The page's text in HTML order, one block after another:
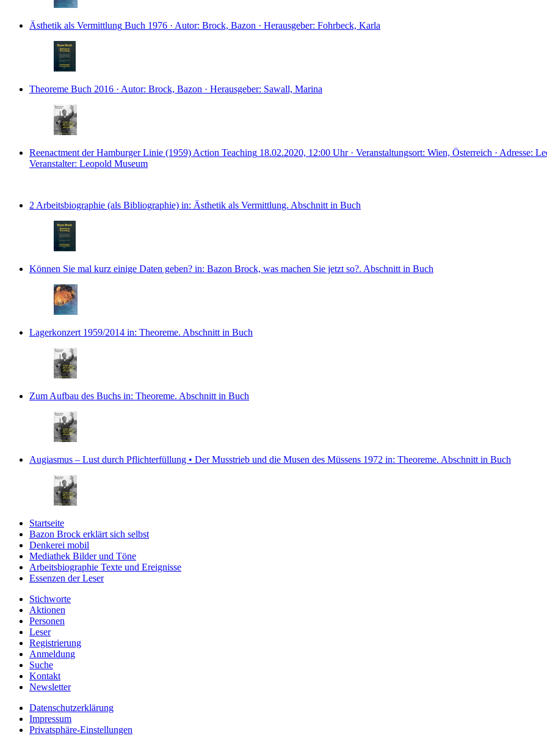
Ästhetik als Vermittlung Buch 1976 · Autor: Brock, Bazon · Herausgeber: Fohrbeck, Karla
Theoreme Buch 2016 · Autor: Brock, Bazon · Herausgeber: Sawall, Marina
Reenactment der Hamburger Linie (1959) Action Teaching 18.02.2020, 12:00 Uhr · Veranstaltungsort: Wien, Österreich · Adresse:
Veranstalter: Leopold Museum
2 Arbeitsbiographie (als Bibliographie) in: Ästhetik als Vermittlung. Abschnitt in Buch
Können Sie mal kurz einige Daten geben? in: Bazon Brock, was machen Sie jetzt so?. Abschnitt in Buch
Lagerkonzert 1959/2014 in: Theoreme. Abschnitt in Buch
Zum Aufbau des Buchs in: Theoreme. Abschnitt in Buch
Augiasmus – Lust durch Pflichterfüllung • Der Musstrieb und die Musen des Müssens 1972 in: Theoreme. Abschnitt in Buch
Startseite
Bazon Brock erklärt sich selbst
Denkerei mobil
Mediathek Bilder und Töne
Arbeitsbiographie Texte und Ereignisse
Essenzen der Leser
Stichworte
Aktionen
Personen
Leser
Registrierung
Anmeldung
Suche
Kontakt
Newsletter
Datenschutzerklärung
Impressum
Privatsphäre-Einstellungen